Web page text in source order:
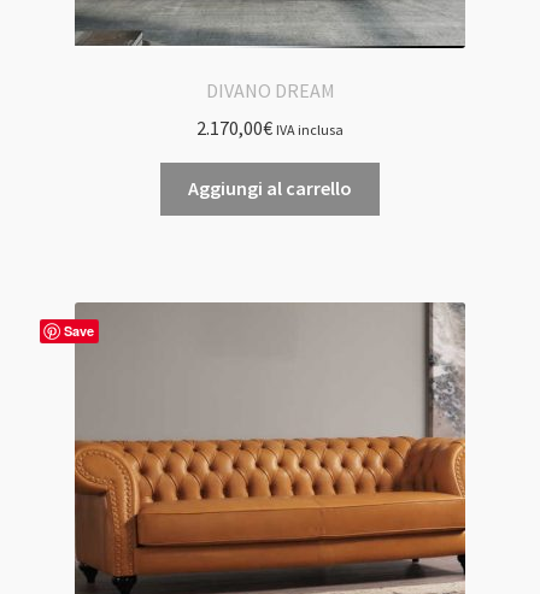
DIVANO DREAM
2.170,00€ IVA inclusa
Aggiungi al carrello
Save